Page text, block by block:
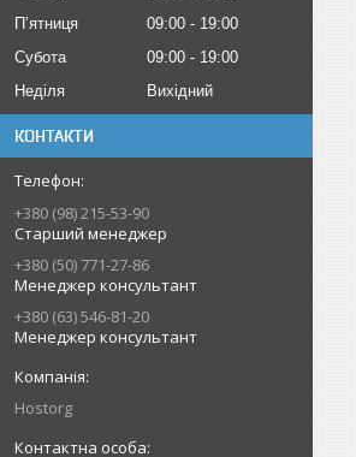
Пʼятниця
09:00
19:00
Субота
09:00
19:00
Неділя
Вихідний
КОНТАКТИ
+380 (98) 215-53-90
Старший менеджер
+380 (50) 771-27-86
Менеджер консультант
+380 (63) 546-81-20
Менеджер консультант
Hostorg